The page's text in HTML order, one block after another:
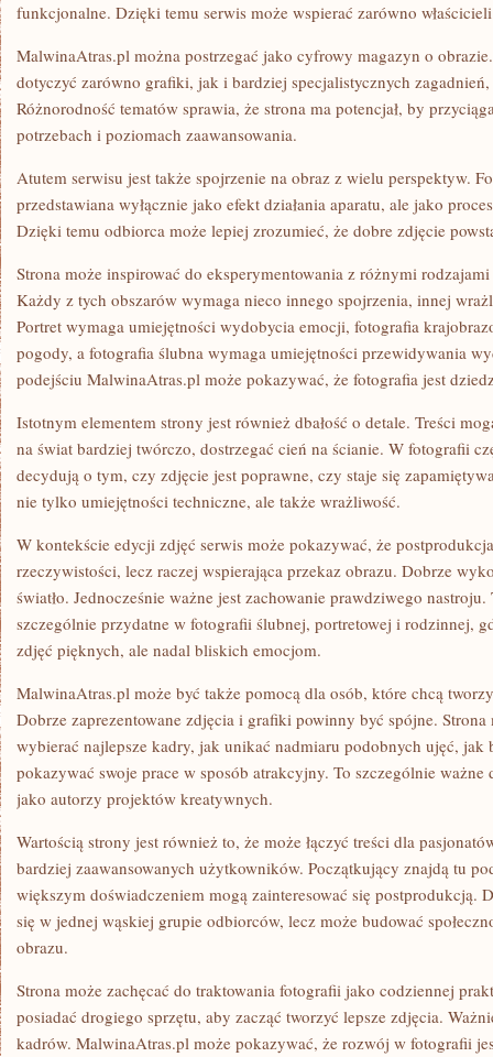
funkcjonalne. Dzięki temu serwis może wspierać zarówno
MalwinaAtras.pl można postrzegać jako cyfrowy magazyn o
dotyczyć zarówno grafiki, jak i bardziej specjalistycznych
Różnorodność tematów sprawia, że strona ma potencjał, by
potrzebach i poziomach zaawansowania.
Atutem serwisu jest także spojrzenie na obraz z wielu perspektyw.
przedstawiana wyłącznie jako efekt działania aparatu, ale jako
Dzięki temu odbiorca może lepiej zrozumieć, że dobre zdjęcie
Strona może inspirować do eksperymentowania z różnymi
Każdy z tych obszarów wymaga nieco innego spojrzenia, innej
Portret wymaga umiejętności wydobycia emocji, fotografia
pogody, a fotografia ślubna wymaga umiejętności przewidywania
podejściu MalwinaAtras.pl może pokazywać, że fotografia jest
Istotnym elementem strony jest również dbałość o detale. Treści
na świat bardziej twórczo, dostrzegać cień na ścianie. W fotografii
decydują o tym, czy zdjęcie jest poprawne, czy staje się
nie tylko umiejętności techniczne, ale także wrażliwość.
W kontekście edycji zdjęć serwis może pokazywać, że
rzeczywistości, lecz raczej wspierająca przekaz obrazu. Dobrze
światło. Jednocześnie ważne jest zachowanie prawdziwego
szczególnie przydatne w fotografii ślubnej, portretowej i rodzinnej,
zdjęć pięknych, ale nadal bliskich emocjom.
MalwinaAtras.pl może być także pomocą dla osób, które chcą
Dobrze zaprezentowane zdjęcia i grafiki powinny być spójne.
wybierać najlepsze kadry, jak unikać nadmiaru podobnych ujęć, jak
pokazywać swoje prace w sposób atrakcyjny. To szczególnie
jako autorzy projektów kreatywnych.
Wartością strony jest również to, że może łączyć treści dla
bardziej zaawansowanych użytkowników. Początkujący znajdą tu
większym doświadczeniem mogą zainteresować się postprodukcją.
się w jednej wąskiej grupie odbiorców, lecz może budować
obrazu.
Strona może zachęcać do traktowania fotografii jako codziennej
posiadać drogiego sprzętu, aby zacząć tworzyć lepsze zdjęcia.
kadrów. MalwinaAtras.pl może pokazywać, że rozwój w fotografii